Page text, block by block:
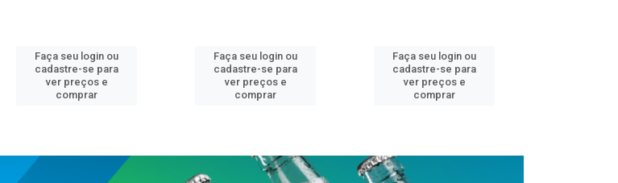
Faça seu login ou
cadastre-se para
ver preços e
comprar
Faça seu login ou
cadastre-se para
ver preços e
comprar
Faça seu login ou
cadastre-se para
ver preços e
comprar